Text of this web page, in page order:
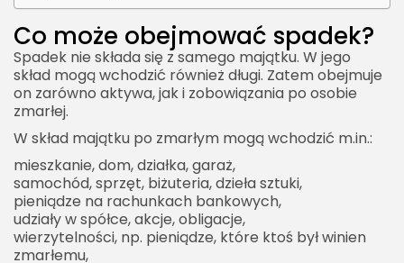
​Co może obejmować spadek?
Spadek nie składa się z samego majątku. W jego
skład mogą wchodzić również długi. Zatem obejmuje
on zarówno aktywa, jak i zobowiązania po osobie
zmarłej.
W skład majątku po zmarłym mogą wchodzić m.in.:
mieszkanie, dom, działka, garaż,
samochód, sprzęt, biżuteria, dzieła sztuki,
pieniądze na rachunkach bankowych,
udziały w spółce, akcje, obligacje,
wierzytelności, np. pieniądze, które ktoś był winien
zmarłemu,